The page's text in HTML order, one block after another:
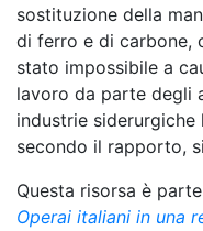
sostituzione della
di ferro e di carbone,
stato impossibile a
lavoro da parte degli
industrie
secondo il rapporto,
Questa risorsa è
Operai italiani in una